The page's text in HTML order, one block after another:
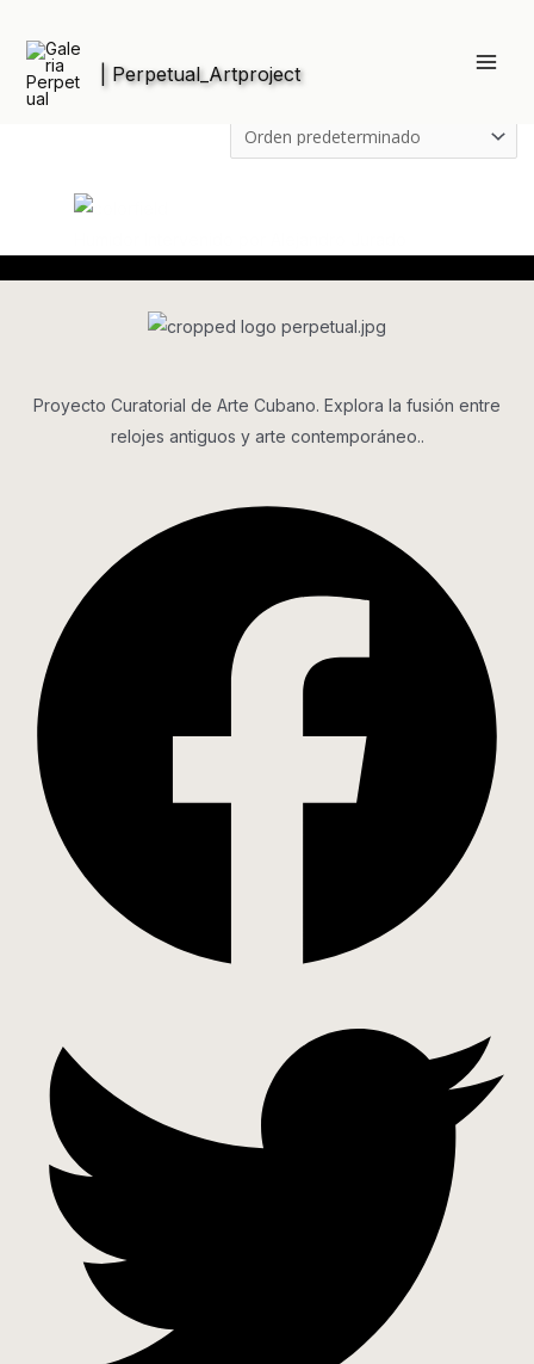
contenido
Inicio/Artistas
Alejandro Jurado
Proyecto Curatorial de Arte Cubano. Explora la fusión entre
relojes antiguos y arte contemporáneo..